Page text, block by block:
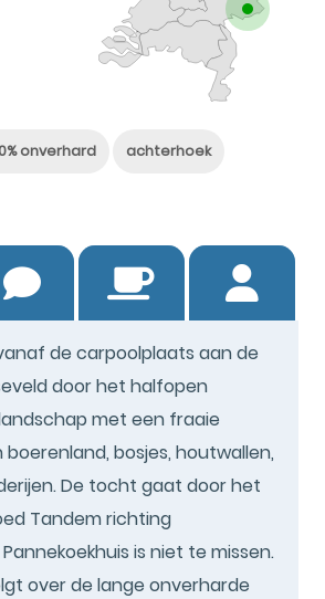
onverhard achterhoek
de carpoolplaats aan de
door het halfopen
met een fraaie
bosjes, houtwallen,
De tocht gaat door het
Tandem richting
is niet te missen.
over de lange onverharde